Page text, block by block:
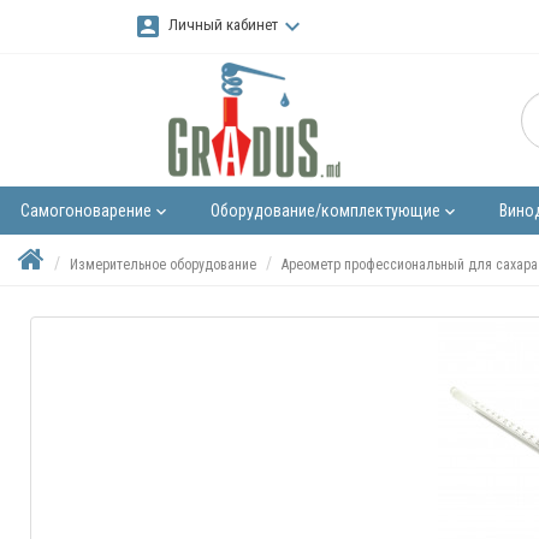
account_box Личный кабинетkeyboard_arrow_down
Самогоноварение keyboard_arrow_down Оборудование/комплектующие keyboard_arrow_down
Измерительное оборудование Ареометр профессиональный для сахара